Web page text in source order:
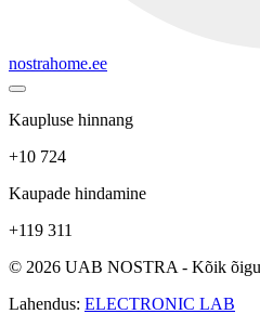
nostrahome.ee
Kaupluse hinnang
+10 724
Kaupade hindamine
+119 311
© 2026 UAB NOSTRA - Kõik
Lahendus: ELECTRONIC LAB